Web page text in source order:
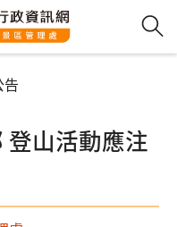
告
登山活動應注